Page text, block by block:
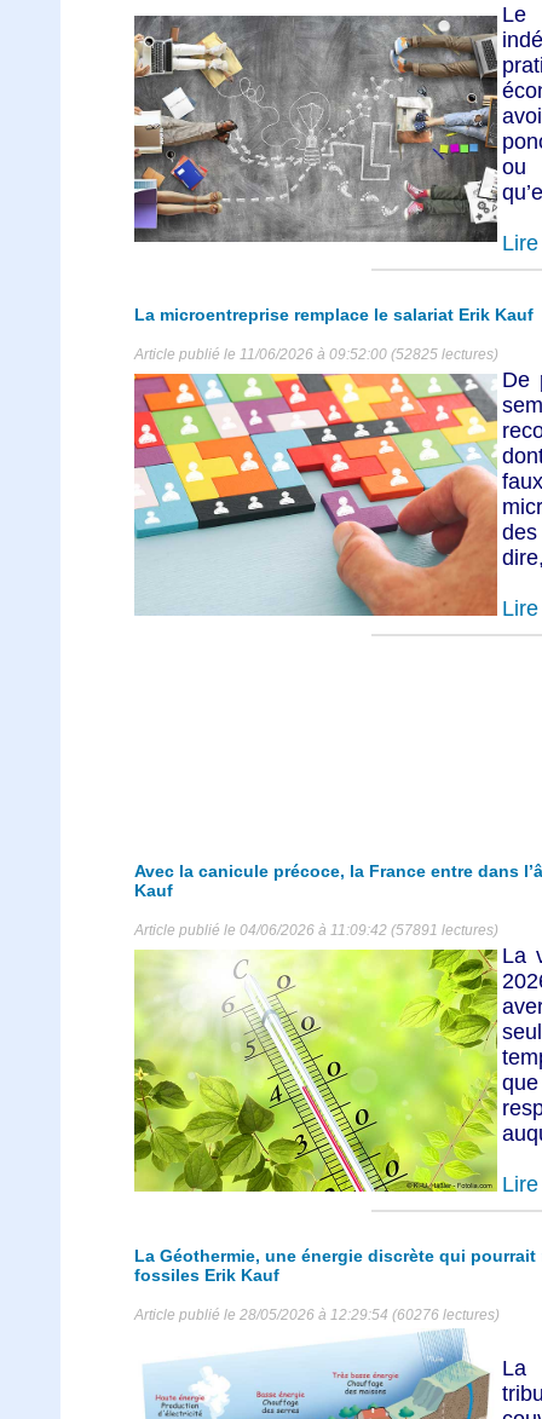
Le
ou
La microentreprise remplace le salariat Erik Kauf
Article publié le 11/06/2026 à 09:52:00 (52825 lectures)
De
Avec la canicule précoce, la France entre dans
Kauf
Article publié le 04/06/2026 à 11:09:42 (57891 lectures)
La
La Géothermie, une énergie discrète qui
fossiles Erik Kauf
Article publié le 28/05/2026 à 12:29:54 (60276 lectures)
La